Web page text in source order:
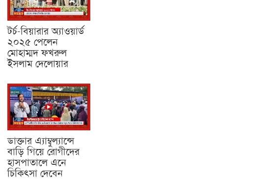
টর্চ-বিয়ারার অ্যাওয়ার্ড
২০২৫ পেলেন
মোহাম্মদ ফখরুল
ইসলাম দেলোয়ার
ডাক্তার এ্যাম্বুল্যান্সে
বাড়ি গিয়ে রোগীদের
হাসপাতালে এনে
চিকিৎসা দেবেন